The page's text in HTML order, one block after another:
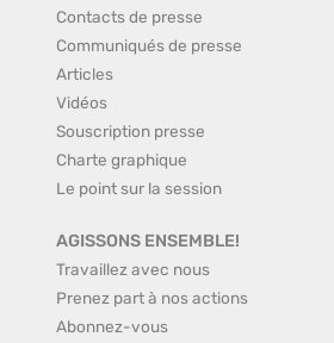
Contacts de presse
Communiqués de presse
Articles
Vidéos
Souscription presse
Charte graphique
Le point sur la session
AGISSONS ENSEMBLE!
Travaillez avec nous
Prenez part à nos actions
Abonnez-vous